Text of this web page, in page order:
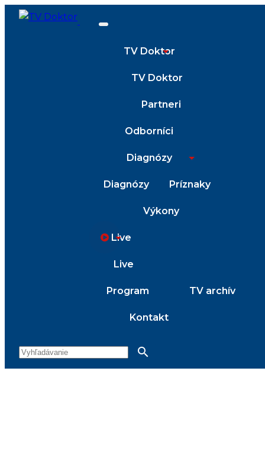
TV Doktor
TV Doktor
Partneri
Odborníci
Diagnózy
Diagnózy Príznaky
Výkony
Live
Live
Program TV archív
Kontakt
search